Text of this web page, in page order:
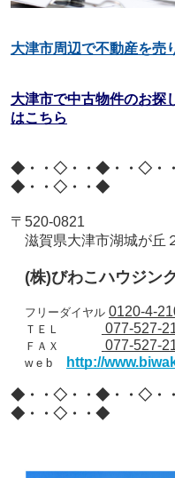
大津市周辺で不動産を売
大津市で中古物件のお探
はこちら
◆・・◇・・◆・・◇・
◆・・◇・・◆
〒 520-0821
滋賀県大津市湖城が丘
(株)びわこハウジン
フリーダイヤル 0120-4-
ＴＥＬ 077-527-
ＦＡＸ 077-527-
w e b http://
◆・・◇・・◆・・◇・
◆・・◇・・◆